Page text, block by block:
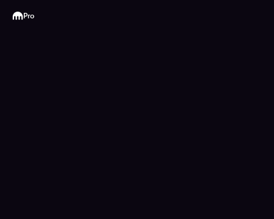
Kraken
Pro